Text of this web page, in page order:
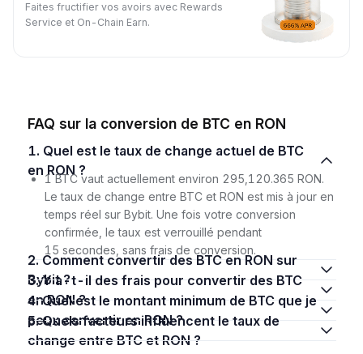
Faites fructifier vos avoirs avec Rewards
Service et On-Chain Earn.
FAQ sur la conversion de BTC en RON
1. Quel est le taux de change actuel de BTC
en RON ?
1 BTC vaut actuellement environ 295,120.365 RON.
Le taux de change entre BTC et RON est mis à jour en
temps réel sur Bybit. Une fois votre conversion
confirmée, le taux est verrouillé pendant
15 secondes, sans frais de conversion.
2. Comment convertir des BTC en RON sur
Bybit ?
3. Y a-t-il des frais pour convertir des BTC
en RON ?
4. Quel est le montant minimum de BTC que je
peux convertir en RON ?
5. Quels facteurs influencent le taux de
change entre BTC et RON ?